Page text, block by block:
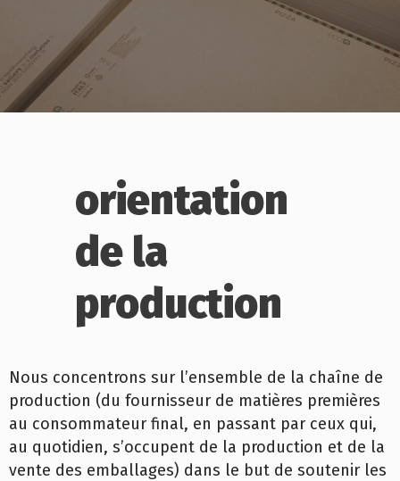
orientation
de la
production
Nous concentrons sur l’ensemble de la chaîne de
production (du fournisseur de matières premières
au consommateur final, en passant par ceux qui,
au quotidien, s’occupent de la production et de la
vente des emballages) dans le but de soutenir les